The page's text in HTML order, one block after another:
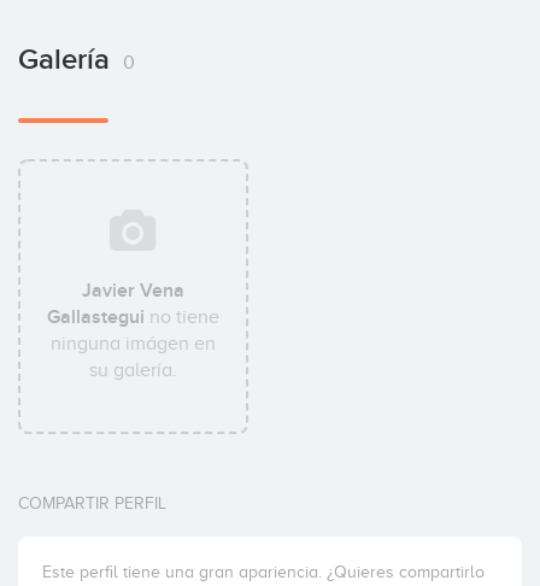
Galería 0
Javier Vena
Gallastegui no tiene
ninguna imágen en
su galería.
COMPARTIR PERFIL
Este perfil tiene una gran apariencia. ¿Quieres compartirlo